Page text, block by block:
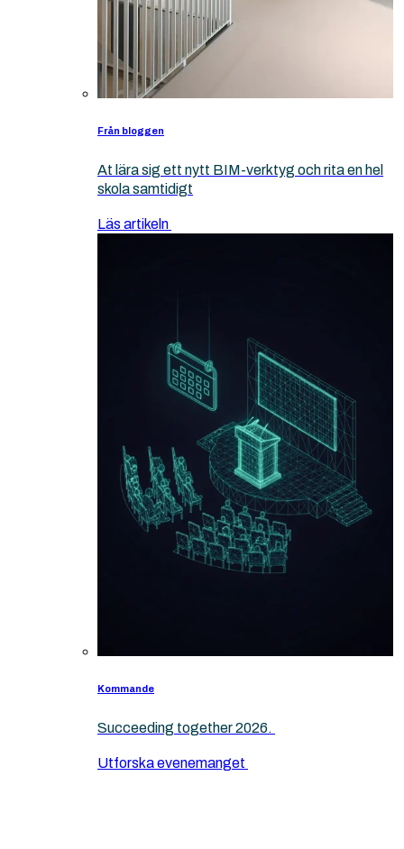
Från bloggen
At lära sig ett nytt BIM-verktyg och rita en hel
skola samtidigt
Läs artikeln
Kommande
Succeeding together 2026.
Utforska evenemanget